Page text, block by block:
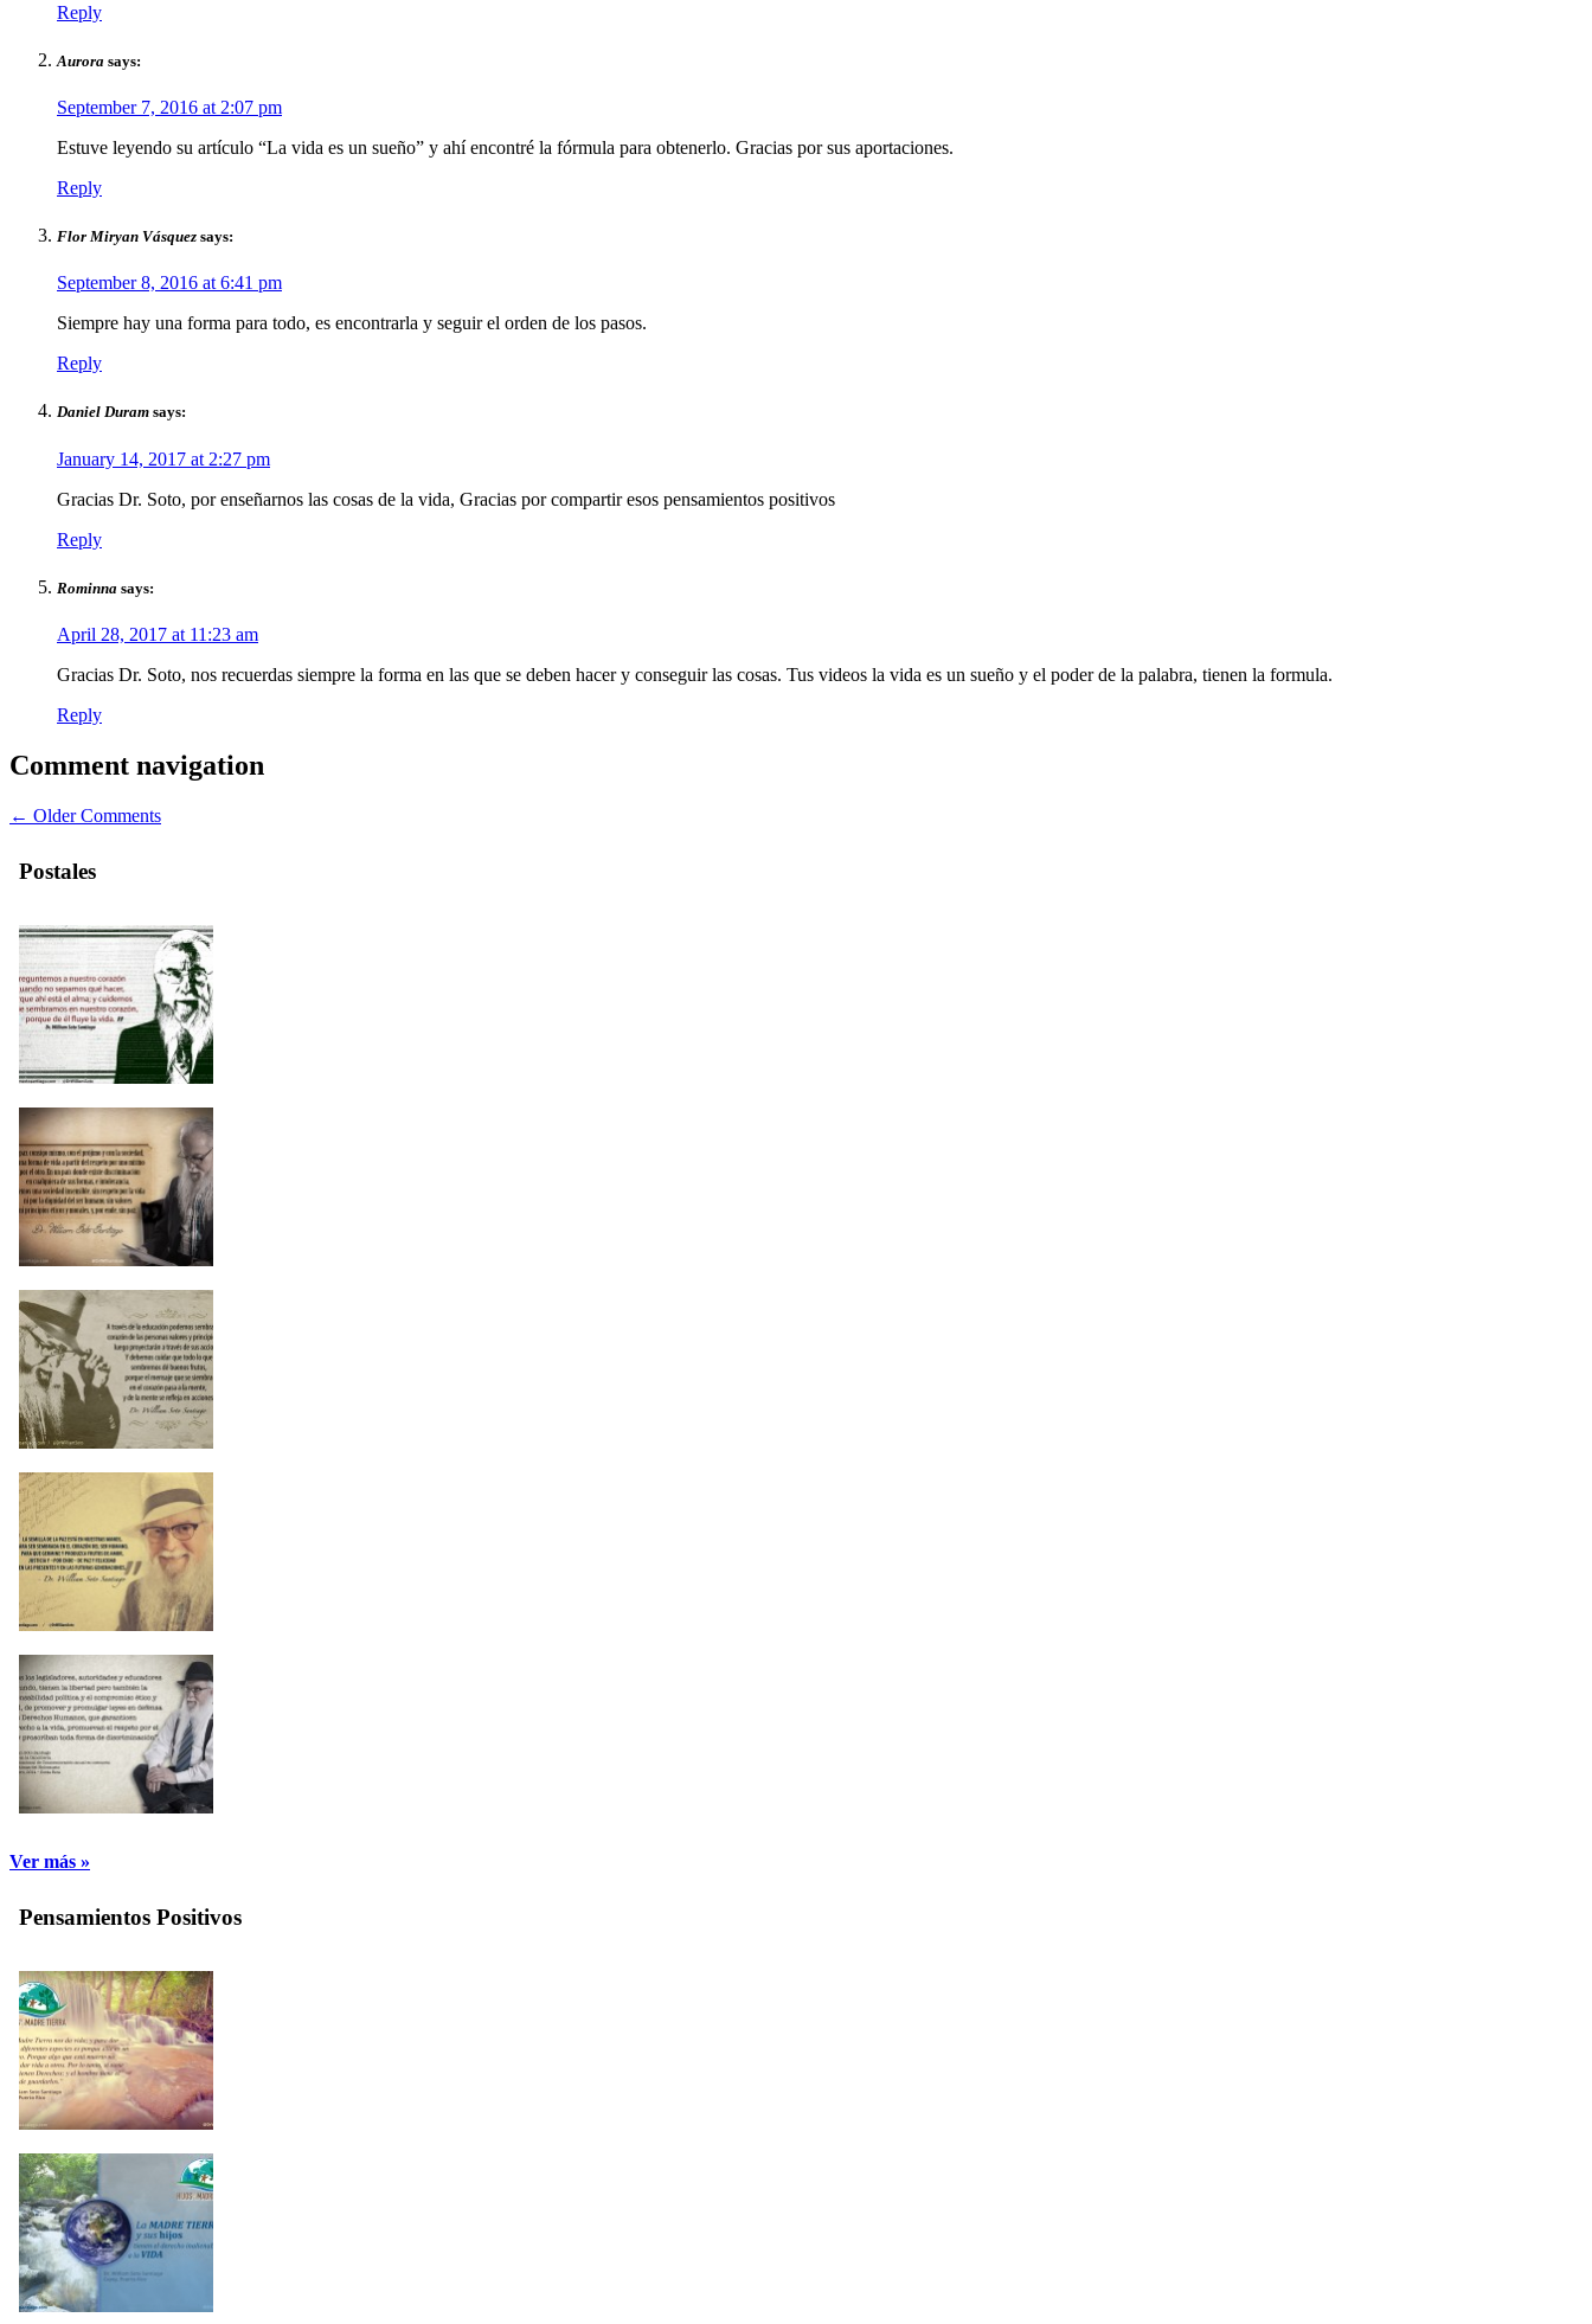
Reply
Aurora says:
September 7, 2016 at 2:07 pm
Estuve leyendo su artículo “La vida es un sueño” y ahí encontré la fórmula para obtenerlo. Gracias por sus aportaciones.
Reply
Flor Miryan Vásquez says:
September 8, 2016 at 6:41 pm
Siempre hay una forma para todo, es encontrarla y seguir el orden de los pasos.
Reply
Daniel Duram says:
January 14, 2017 at 2:27 pm
Gracias Dr. Soto, por enseñarnos las cosas de la vida, Gracias por compartir esos pensamientos positivos
Reply
Rominna says:
April 28, 2017 at 11:23 am
Gracias Dr. Soto, nos recuerdas siempre la forma en las que se deben hacer y conseguir las cosas. Tus videos la vida es un sueño y el poder de la palabra, tienen la formula.
Reply
Comment navigation
← Older Comments
Postales
Ver más »
Pensamientos Positivos